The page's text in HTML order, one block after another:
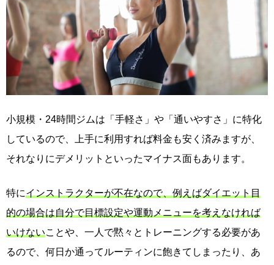
小規模・24時間ジムは「手軽さ」や「通いやすさ」に特化
しているので、上手に利用すれば料金も安く済みますが、
それなりにデメリットといったマイナス面もあります。
特にインストラクターが不在なので、例えばダイエット目
的の場合は自分で目標設定や運動メニューを考えなければ
いけないことや、一人で黙々とトレーニングする必要があ
るので、何日か通ってルーティンに飽きてしまったり、あ